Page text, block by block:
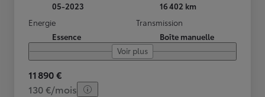
05-2023
16 402 km
Energie
Essence
Transmission
Boîte manuelle
Voir plus
11 890 €
130 €/mois